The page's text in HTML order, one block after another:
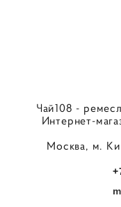
Чай108 -
Интернет-
Москва, м.